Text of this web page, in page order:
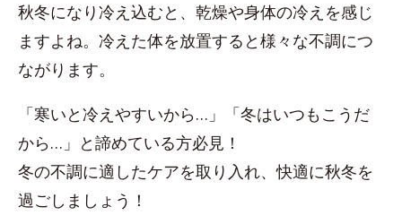
秋冬になり冷え込むと、乾燥や身体の冷えを感じ
ますよね。冷えた体を放置すると様々な不調につ
ながります。
「寒いと冷えやすいから…」「冬はいつもこうだ
から…」と諦めている方必見！
冬の不調に適したケアを取り入れ、快適に秋冬を
過ごしましょう！